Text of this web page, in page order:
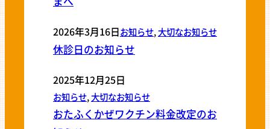
2026年3月16日お知らせ, 大切なお知らせ
休診日のお知らせ
2025年12月25日
お知らせ, 大切なお知らせ
おたふくかぜワクチン料金改定のお